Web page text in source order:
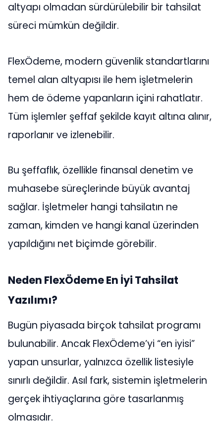
altyapı olmadan sürdürülebilir bir tahsilat
süreci mümkün değildir.
FlexÖdeme, modern güvenlik standartlarını
temel alan altyapısı ile hem işletmelerin
hem de ödeme yapanların içini rahatlatır.
Tüm işlemler şeffaf şekilde kayıt altına alınır,
raporlanır ve izlenebilir.
Bu şeffaflık, özellikle finansal denetim ve
muhasebe süreçlerinde büyük avantaj
sağlar. İşletmeler hangi tahsilatın ne
zaman, kimden ve hangi kanal üzerinden
yapıldığını net biçimde görebilir.
Neden FlexÖdeme En İyi Tahsilat
Yazılımı?
Bugün piyasada birçok tahsilat programı
bulunabilir. Ancak FlexÖdeme’yi “en iyisi”
yapan unsurlar, yalnızca özellik listesiyle
sınırlı değildir. Asıl fark, sistemin işletmelerin
gerçek ihtiyaçlarına göre tasarlanmış
olmasıdır.